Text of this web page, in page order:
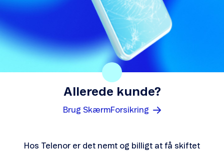
Allerede kunde?
Brug SkærmForsikring
Hos Telenor er det nemt og billigt at få skiftet